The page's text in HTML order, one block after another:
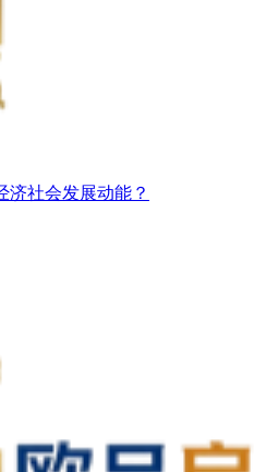
济社会发展动能？